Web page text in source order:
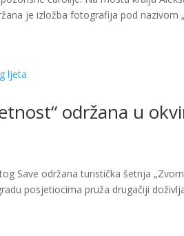
je izložba fotografija pod nazivom
održana u
Save održana turistička šetnja
posjetiocima pruža drugačiji